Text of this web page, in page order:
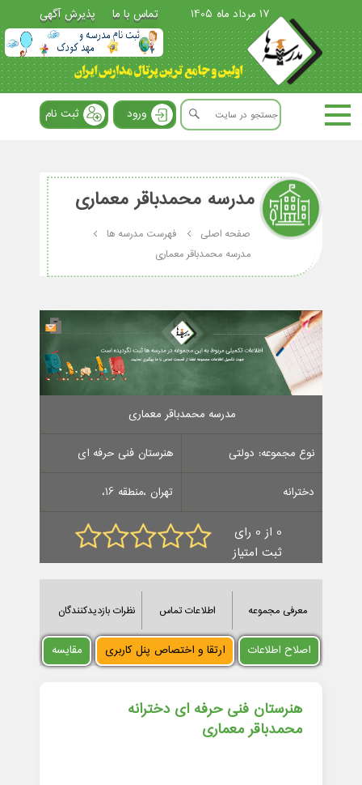
17 مرداد ماه 1405 تماس با ما پذیرش آگهی
ورود ثبت نام
مدرسه محمدباقر معماری
صفحه اصلی
فهرست مدرسه ها
مدرسه محمدباقر معماری
مدرسه محمدباقر معماری
نوع مجموعه: دولتی هنرستان فنی حرفه ای
دخترانه تهران ،منطقه 16،
0 از 0 رای
ثبت امتیاز
معرفی مجموعه اطلاعات تماس نظرات بازدیدکنندگان
اصلاح اطلاعات ارتقا و اختصاص پنل کاربری مقایسه
هنرستان فنی حرفه ای دخترانه
محمدباقر معماری